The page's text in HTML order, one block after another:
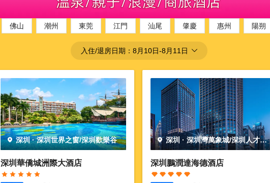
佛山 潮州 東莞 江門 汕尾 肇慶 惠州 陽朔
入住/退房日期： 8月10日-8月11日
深圳·深圳世界之窗/深圳歡樂谷
深圳華僑城洲際大酒店
深圳 · 深圳灣萬象城/深圳人才公
園
深圳鵬潤達海德酒店